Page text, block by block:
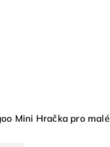
Mini Hračka pro malé